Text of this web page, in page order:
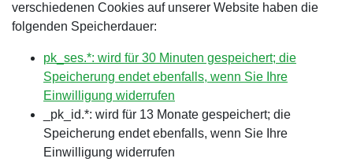
verschiedenen Cookies auf unserer Website haben die
folgenden Speicherdauer:
pk_ses.*: wird für 30 Minuten gespeichert; die
Speicherung endet ebenfalls, wenn Sie Ihre
Einwilligung widerrufen
_pk_id.*: wird für 13 Monate gespeichert; die
Speicherung endet ebenfalls, wenn Sie Ihre
Einwilligung widerrufen